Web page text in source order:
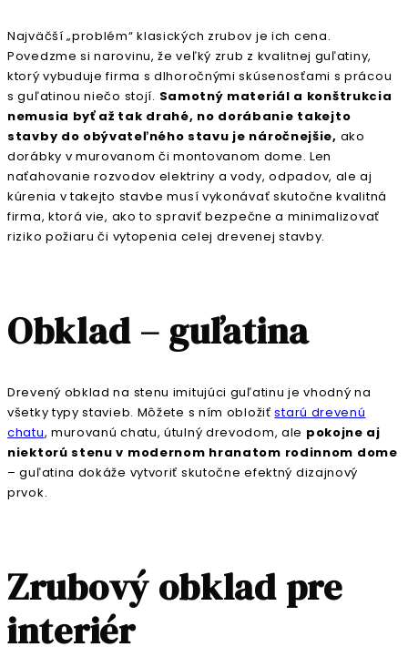
Najväčší „problém“ klasických zrubov je ich cena.
Povedzme si narovinu, že veľký zrub z kvalitnej guľatiny,
ktorý vybuduje firma s dlhoročnými skúsenosťami s prácou
s guľatinou niečo stojí. Samotný materiál a konštrukcia
nemusia byť až tak drahé, no dorábanie takejto
stavby do obývateľného stavu je náročnejšie, ako
dorábky v murovanom či montovanom dome. Len
naťahovanie rozvodov elektriny a vody, odpadov, ale aj
kúrenia v takejto stavbe musí vykonávať skutočne kvalitná
firma, ktorá vie, ako to spraviť bezpečne a minimalizovať
riziko požiaru či vytopenia celej drevenej stavby.
Obklad – guľatina
Drevený obklad na stenu imitujúci guľatinu je vhodný na
všetky typy stavieb. Môžete s ním obložiťstarú drevenú
chatu, murovanú chatu, útulný drevodom, ale pokojne aj
niektorú stenu v modernom hranatom rodinnom dome
– guľatina dokáže vytvoriť skutočne efektný dizajnový
prvok.
Zrubový obklad pre
interiér